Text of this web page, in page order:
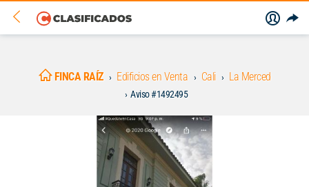
FINCA RAÍZ Edificios en Venta Cali La Merced
Aviso #1492495